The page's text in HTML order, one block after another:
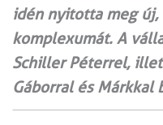
idén nyitotta meg
komplexumát. A
Schiller Péterrel,
Gáborral és Márkkal